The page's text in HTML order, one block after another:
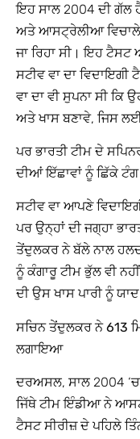
ਇਹ ਸਾਲ 2004 ਦੀ ਗੱਲ
ਅਤੇ ਆਸਟ੍ਰੇਲੀਆ ਵਿਚਾਲੇ
ਜਾ ਰਿਹਾ ਸੀ। ਇਹ
ਸਟੀਵ ਵਾ ਦਾ ਵਿਦਾਇਗੀ
ਵਾ ਦਾ ਵੀ ਸੁਪਨਾ ਸੀ
ਅਤੇ ਖਾਸ ਬਣਾਵੇ, ਜਿਸ
ਪਰ ਭਾਰਤੀ ਟੀਮ ਦੇ
ਦੀਆਂ ਇੱਛਾਵਾਂ ਨੂੰ ਛਿੱਕੇ
ਸਟੀਵ ਵਾ ਆਪਣੇ
ਪਰ ਉਨ੍ਹਾਂ ਦੀ ਜਗ੍ਹਾ
ਤੇਂਦੁਲਕਰ ਨੇ ਬੱਲੇ ਨਾਲ
ਨੂੰ ਕੰਗਾਰੂ ਟੀਮ ਭੁੱਲ ਵੀ
ਦੀ ਉਸ ਖਾਸ ਪਾਰੀ ਨੂੰ
ਸਚਿਨ ਤੇਂਦੁਲਕਰ ਨੇ 613
ਲਗਾਇਆ
ਦਰਅਸਲ, ਸਾਲ 2004
ਜਿੱਥੇ ਟੀਮ ਇੰਡੀਆ ਨੇ
ਟੈਸਟ ਸੀਰੀਜ਼ ਦੇ ਪਹਿਲੇ